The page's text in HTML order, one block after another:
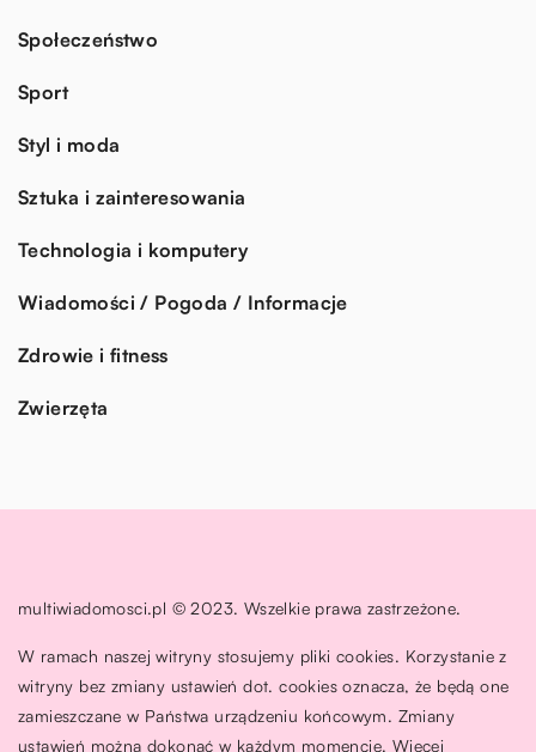
Społeczeństwo
Sport
Styl i moda
Sztuka i zainteresowania
Technologia i komputery
Wiadomości / Pogoda / Informacje
Zdrowie i fitness
Zwierzęta
multiwiadomosci.pl © 2023. Wszelkie prawa zastrzeżone.
W ramach naszej witryny stosujemy pliki cookies. Korzystanie z
witryny bez zmiany ustawień dot. cookies oznacza, że będą one
zamieszczane w Państwa urządzeniu końcowym. Zmiany
ustawień można dokonać w każdym momencie. Więcej